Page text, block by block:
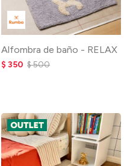
Alfombra de baño - RELAX
$ 350 $500